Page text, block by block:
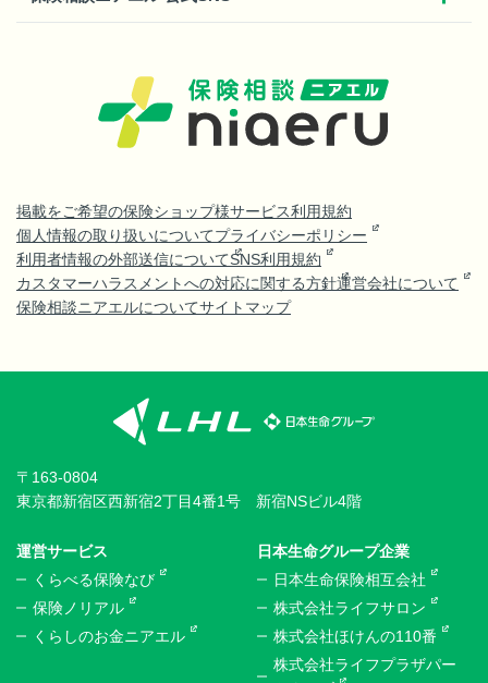
掲載をご希望の保険ショップ様サービス利用規約
個人情報の取り扱いについてプライバシーポリシー
利用者情報の外部送信についてSNS利用規約
カスタマーハラスメントへの対応に関する方針運営会社について
保険相談ニアエルについてサイトマップ
〒163-0804
東京都新宿区西新宿2丁目4番1号 新宿NSビル4階
運営サービス
くらべる保険なび
保険ノリアル
くらしのお金ニアエル
日本生命グループ企業
日本生命保険相互会社
株式会社ライフサロン
株式会社ほけんの110番
株式会社ライフプラザパー